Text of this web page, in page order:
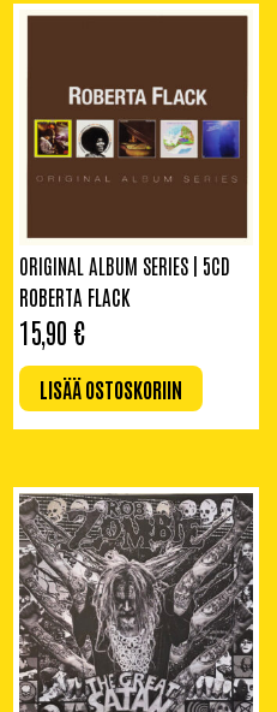
ORIGINAL ALBUM SERIES | 5CD
ROBERTA FLACK
15,90 €
LISÄÄ OSTOSKORIIN